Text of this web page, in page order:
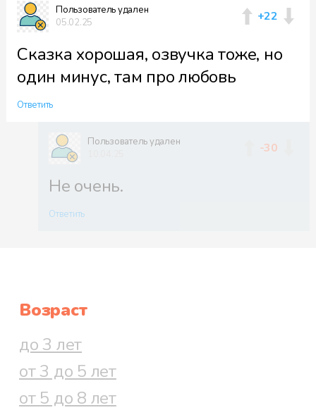
Пользователь удален
05.02.25
+22
Сказка хорошая, озвучка тоже, но
один минус, там про любовь
Ответить
Пользователь удален
-30
Не очень.
Ответить
Возраст
до 3 лет
от 3 до 5 лет
от 5 до 8 лет